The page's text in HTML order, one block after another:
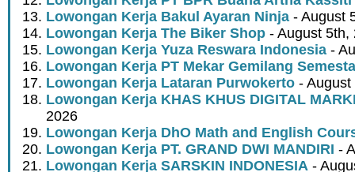
Lowongan Kerja Bakul Ayaran Ninja - August
Lowongan Kerja The Biker Shop - August 5th,
Lowongan Kerja Yuza Reswara Indonesia -
Lowongan Kerja PT Mekar Gemilang Semesta
Lowongan Kerja Lataran Purwokerto -
Lowongan Kerja KHAS KHUS DIGITAL
2026
Lowongan Kerja DhO Math and English
Lowongan Kerja PT. GRAND DWI MANDIRI -
Lowongan Kerja SARSKIN INDONESIA -